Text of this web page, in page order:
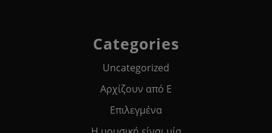
Categories
Uncategorized
Αρχίζουν από Ε
Επιλεγμένα